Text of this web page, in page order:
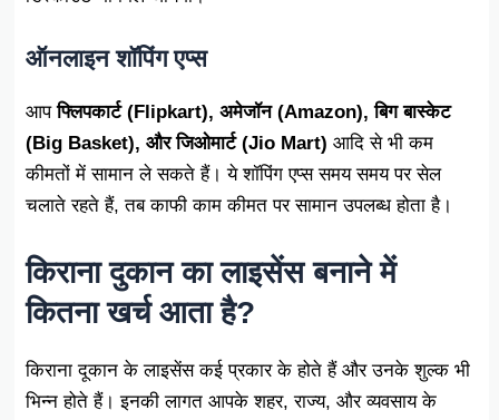
ऑनलाइन शॉपिंग एप्स
आपफ्लिपकार्ट (Flipkart), अमेजॉन (Amazon), बिग बास्केट
(Big Basket), और जिओमार्ट (Jio Mart) आदि से भी कम
कीमतों में सामान ले सकते हैं। ये शॉपिंग एप्स समय समय पर सेल
चलाते रहते हैं, तब काफी काम कीमत पर सामान उपलब्ध होता है।
किराना दुकान का लाइसेंस बनाने में
कितना खर्च आता है?
किराना दूकान के लाइसेंस कई प्रकार के होते हैं और उनके शुल्क भी
भिन्न होते हैं। इनकी लागत आपके शहर, राज्य, और व्यवसाय के